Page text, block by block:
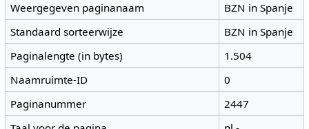
Weergegeven paginanaam
BZN in Spanje
Standaard sorteerwijze
BZN in Spanje
Paginalengte (in bytes)
1.504
Naamruimte-ID
0
Paginanummer
2447